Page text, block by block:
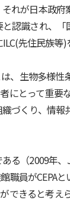
れが日本政
認識され、
先住民族等)
、生物多様
にとって重
づくり、情
（2009年
員がCEPA
できると考え